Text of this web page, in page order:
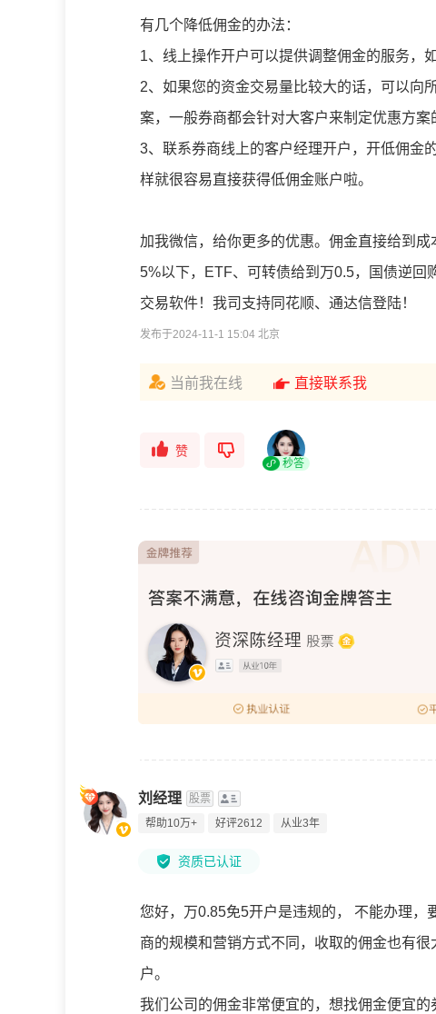
有几个降低佣金的办法：
1、线上操作开户可以提供调整佣金的服务，
2、如果您的资金交易量比较大的话，可以向
案，一般券商都会针对大客户来制定优惠方案
3、联系券商线上的客户经理开户，开低佣金
样就很容易直接获得低佣金账户啦。
加我微信，给你更多的优惠。佣金直接给到
5%以下，ETF、可转债给到万0.5，国债逆
交易软件！我司支持同花顺、通达信登陆！
发布于2024-11-1 15:04 北京
当前我在线 直接联系我
赞
秒答
刘经理 股票
帮助10万+
好评2612 从业3年
资质已认证
您好，万0.85免5开户是违规的， 不能办理
商的规模和营销方式不同，收取的佣金也有
户。
我们公司的佣金非常便宜的，想找佣金便宜的